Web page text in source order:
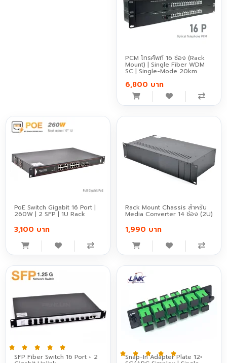
PCM โทรศัพท์ 16 ช่อง (Rack
Mount) | Single Fiber WDM
SC | Single-Mode 20km
6,800 บาท
PoE Switch Gigabit 16 Port |
260W | 2 SFP | 1U Rack
3,100 บาท
Rack Mount Chassis สำหรับ
Media Converter 14 ช่อง (2U)
1,990 บาท
SFP Fiber Switch 16 Port + 2 Snap-In Adapter Plate 12×